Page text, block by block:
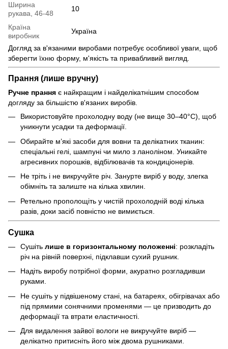
Ширина
рукава, 46-48
10
Країна
виробник
Україна
Догляд за в'язаними виробами потребує особливої уваги, щоб
зберегти їхню форму, м'якість та привабливий вигляд.
Прання (лише вручну)
Ручне прання є найкращим і найделікатнішим способом
догляду за більшістю в'язаних виробів.
Використовуйте прохолодну воду (не вище 30–40°C), щоб
уникнути усадки та деформації.
Обирайте м’які засоби для вовни та делікатних тканин:
спеціальні гелі, шампуні чи мило з ланоліном. Уникайте
агресивних порошків, відбілювачів та кондиціонерів.
Не тріть і не викручуйте річ. Занурте виріб у воду, злегка
обімніть та залиште на кілька хвилин.
Ретельно прополощіть у чистій прохолодній воді кілька
разів, доки засіб повністю не вимиється.
Сушка
Сушіть лише в горизонтальному положенні: розкладіть
річ на рівній поверхні, підклавши сухий рушник.
Надіть виробу потрібної форми, акуратно розгладивши
руками.
Не сушіть у підвішеному стані, на батареях, обігрівачах або
під прямими сонячними променями — це призводить до
деформації та втрати еластичності.
Для видалення зайвої вологи не викручуйте виріб —
делікатно притисніть його між двома рушниками.